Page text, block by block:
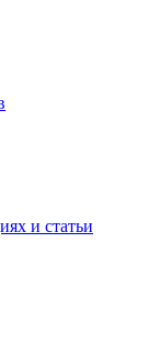
и статьи